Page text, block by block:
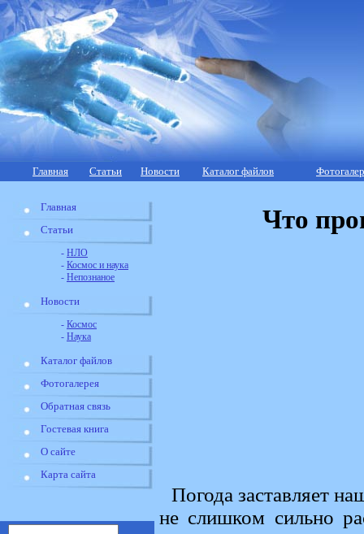
Главная Статьи Новости Каталог файлов
Главная
Статьи
- НЛО
- Космос и наука
- Непознаное
Новости
- Космос
- Наука
Каталог файлов
Фотогалерея
Обратная связь
Гостевая книга
О сайте
Карта сайта
Что
Погода заставляет
не слишком сильно